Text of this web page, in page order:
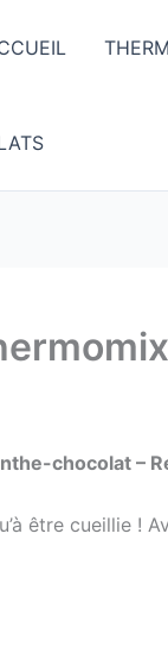
chocolat –
être cueillie !